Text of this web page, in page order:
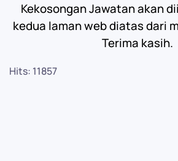
Kekosongan Jawatan akan
kedua laman web diatas dari
Terima kasih.
Hits: 11857